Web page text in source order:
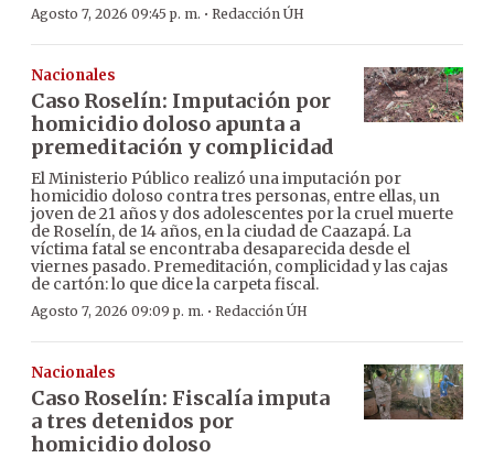
Agosto 7, 2026 09:45 p. m. · Redacción ÚH
Nacionales
Caso Roselín: Imputación por
homicidio doloso apunta a
premeditación y complicidad
El Ministerio Público realizó una imputación por
homicidio doloso contra tres personas, entre ellas, un
joven de 21 años y dos adolescentes por la cruel muerte
de Roselín, de 14 años, en la ciudad de Caazapá. La
víctima fatal se encontraba desaparecida desde el
viernes pasado. Premeditación, complicidad y las cajas
de cartón: lo que dice la carpeta fiscal.
Agosto 7, 2026 09:09 p. m. · Redacción ÚH
Nacionales
Caso Roselín: Fiscalía imputa
a tres detenidos por
homicidio doloso